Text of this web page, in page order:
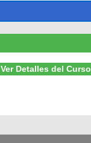
Ver Detalles del Curso